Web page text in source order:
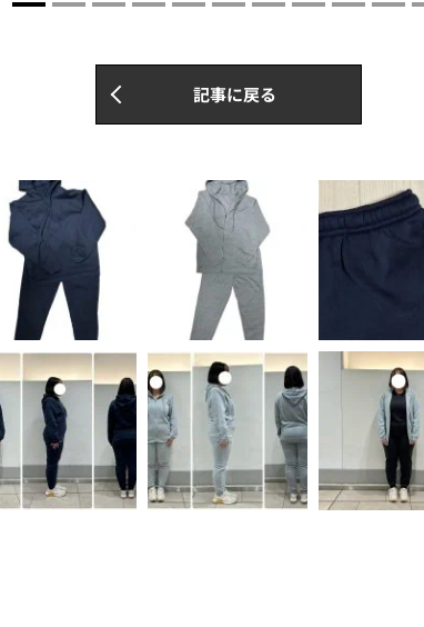
記事に戻る